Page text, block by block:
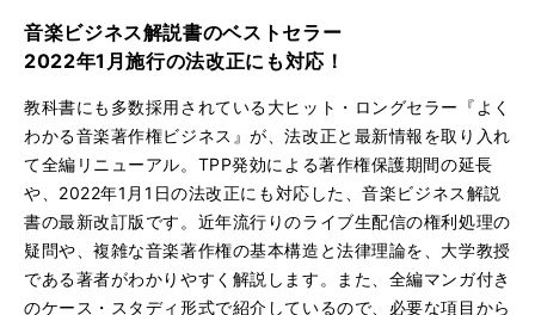
音楽ビジネス解説書のベストセラー
2022年1月施行の法改正にも対応！
教科書にも多数採用されている大ヒット・ロングセラー『よく
わかる音楽著作権ビジネス』が、法改正と最新情報を取り入れ
て全編リニューアル。TPP発効による著作権保護期間の延長
や、2022年1月1日の法改正にも対応した、音楽ビジネス解説
書の最新改訂版です。近年流行りのライブ生配信の権利処理の
疑問や、複雑な音楽著作権の基本構造と法律理論を、大学教授
である著者がわかりやすく解説します。また、全編マンガ付き
のケース・スタディ形式で紹介しているので、必要な項目から